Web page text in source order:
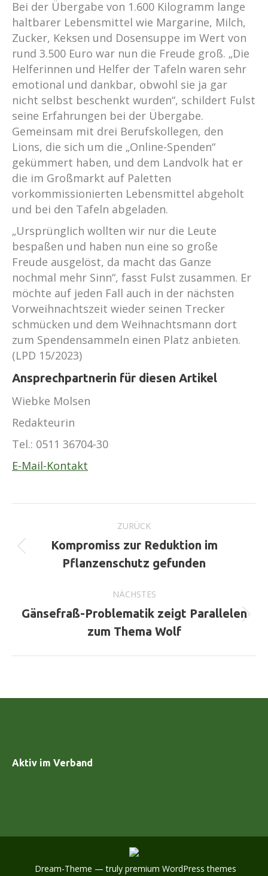
Bei der Übergabe von 1.600 Kilogramm lange
haltbarer Lebensmittel wie Margarine, Milch,
Zucker, Keksen und Dosensuppe im Wert von
rund 3.500 Euro war nun die Freude groß. „Die
Helferinnen und Helfer der Tafeln waren sehr
emotional und dankbar, obwohl sie ja gar
nicht selbst beschenkt wurden“, schildert Fulst
seine Erfahrungen bei der Übergabe.
Gemeinsam mit drei Berufskollegen, den
Lions, die sich um die „Online-Spenden“
gekümmert haben, und dem Landvolk hat er
die im Großmarkt auf Paletten
vorkommissionierten Lebensmittel abgeholt
und bei den Tafeln abgeladen.
„Ursprünglich wollten wir nur die Leute
bespaßen und haben nun eine so große
Freude ausgelöst, da macht das Ganze
nochmal mehr Sinn“, fasst Fulst zusammen. Er
möchte auf jeden Fall auch in der nächsten
Vorweihnachtszeit wieder seinen Trecker
schmücken und dem Weihnachtsmann dort
zum Spendensammeln einen Platz anbieten.
(LPD 15/2023)
Ansprechpartnerin für diesen Artikel
Wiebke Molsen
Redakteurin
Tel.: 0511 36704-30
E-Mail-Kontakt
ZURÜCK
Vorheriger
Beitrag:
Kompromiss zur Reduktion im
Pflanzenschutz gefunden
NÄCHSTES
Nächster
Beitrag:
Gänsefraß-Problematik zeigt Parallelen
zum Thema Wolf
Aktiv im Verband
Dream-Theme — truly premium WordPress themes